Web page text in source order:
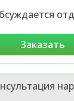
заказать